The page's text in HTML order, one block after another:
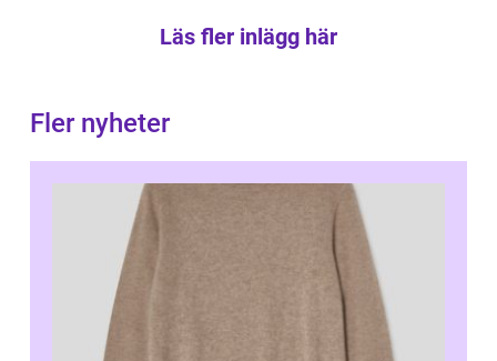
Läs fler inlägg här
Fler nyheter